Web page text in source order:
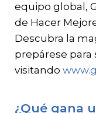
equipo global,
de Hacer
Descubra la
prepárese
visitando
¿Qué gana